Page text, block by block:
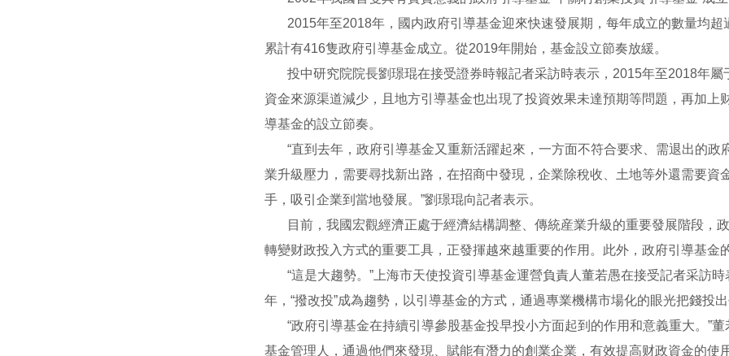
2015年至2018年，國内政府引導基金迎來快速發展期，每年成立的數量均
累計有416隻政府引導基金成立。從2019年開始，基金設立節奏放緩。
投中研究院院長劉璟琨在接受證券時報記者采訪時表示，2015年至2018年
資金來源渠道減少，且地方引導基金也出現了投資效果未達預期等問題，再加
導基金的設立節奏。
“直到去年，政府引導基金又重新活躍起來，一方面不符合要求、需退出的
業升級壓力，需要尋找新出路，在招商中發現，企業除稅收、土地等外還需要
手，吸引企業到當地發展。”劉璟琨向記者表示。
目前，我國宏觀經濟正處于經濟結構調整、傳統産業升級的重要發展階段，
轉變财政投入方式的重要工具，正發揮越來越重要的作用。此外，政府引導基
“這是大趨勢。”上海市天使投資引導基金運營負責人董若愚在接受記者采訪
年，“撥改投”成為趨勢，以引導基金的方式，通過專業機構市場化的眼光把錢投
“政府引導基金在持續引導參股基金投早投小方面起到的作用和意義重大。”
基金管理人，通過他們來發現、賦能有潛力的創業企業，有效提高财政資金的